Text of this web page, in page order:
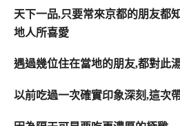
天下一品,只要常來京都的朋友都
地人所喜愛
遇過幾位住在當地的朋友,都對此
以前吃過一次確實印象深刻,這次